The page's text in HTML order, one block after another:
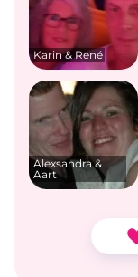
Karin & René
Alexsandra &
Aart